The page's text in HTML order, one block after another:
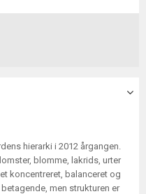
hierarki i 2012 årgangen.
blomme, lakrids, urter
koncentreret, balanceret og
men strukturen er